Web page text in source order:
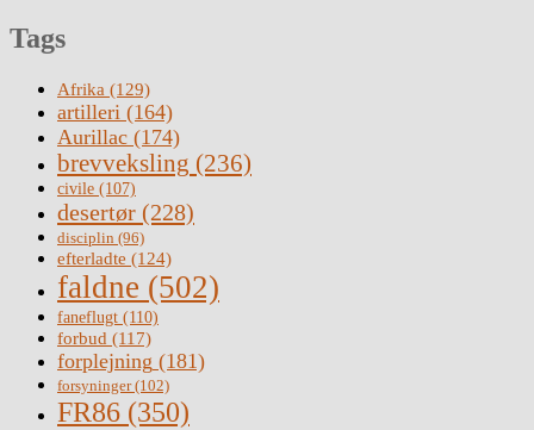
Tags
Afrika (129)
artilleri (164)
Aurillac (174)
brevveksling (236)
civile (107)
desertør (228)
disciplin (96)
efterladte (124)
faldne (502)
faneflugt (110)
forbud (117)
forplejning (181)
forsyninger(102)
FR86 (350)